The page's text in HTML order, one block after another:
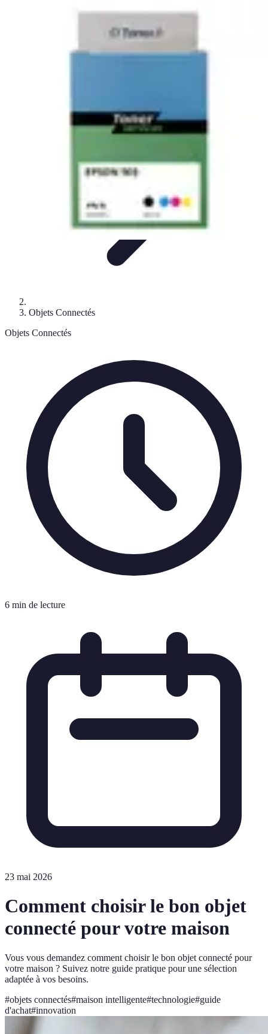
Objets connectés
Objets Connectés
Objets Connectés
6 min de lecture
23 mai 2026
Comment choisir le bon objet
connecté pour votre maison
Vous vous demandez comment choisir le bon objet connecté pour
votre maison ? Suivez notre guide pratique pour une sélection
adaptée à vos besoins.
#objets connectés#maison intelligente#technologie#guide
d'achat#innovation